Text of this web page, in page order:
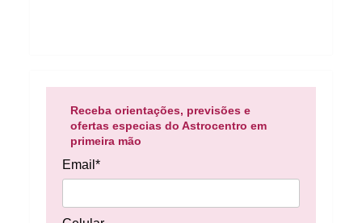
Receba orientações, previsões e
ofertas especias do Astrocentro em
primeira mão
Email*